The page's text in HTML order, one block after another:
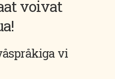
voivat
vi